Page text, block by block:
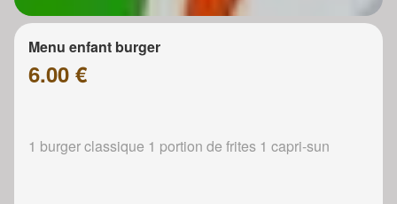
Menu enfant burger
6.00 €
1 burger classique 1 portion de frites 1 capri-sun